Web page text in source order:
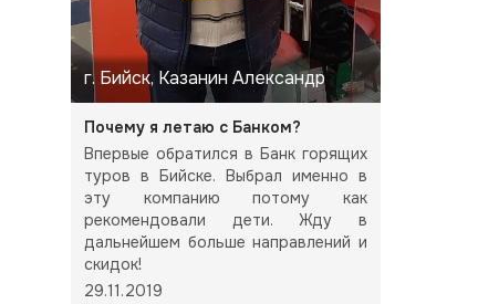
г. Бийск, Казанин Александр
Почему я летаю с Банком?
Впервые обратился в Банк горящих
туров в Бийске. Выбрал именно в
эту компанию потому как
рекомендовали дети. Жду в
дальнейшем больше направлений и
скидок!
29.11.2019